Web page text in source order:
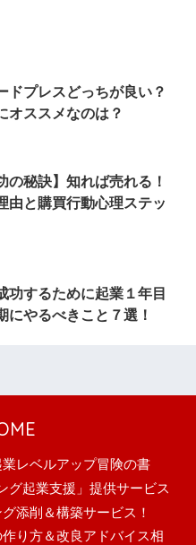
ドプレスどっちが良い？
オススメなのは？
の秘訣】知れば売れる！
由と購買行動心理ステッ
功するために起業１年目
にやるべきこと７選！
業レベルアップ冒険の書
グ起業支援」提供サービス
添削＆構築サービス！
り方＆改良アドバイス相